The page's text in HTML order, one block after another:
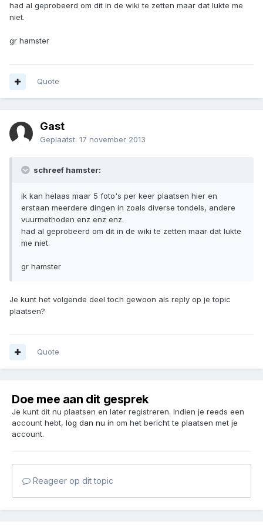
had al geprobeerd om dit in de wiki te zetten maar dat lukte me
niet.
gr hamster
Quote
Gast
Geplaatst: 17 november 2013
schreef hamster:
ik kan helaas maar 5 foto's per keer plaatsen hier en
erstaan meerdere dingen in zoals diverse tondels, andere
vuurmethoden enz enz enz.
had al geprobeerd om dit in de wiki te zetten maar dat lukte
me niet.
gr hamster
Je kunt het volgende deel toch gewoon als reply op je topic
plaatsen?
Quote
Doe mee aan dit gesprek
Je kunt dit nu plaatsen en later registreren. Indien je reeds een
account hebt, log dan nu in om het bericht te plaatsen met je
account.
Reageer op dit topic